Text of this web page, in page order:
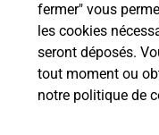
fermer" vous
les cookies
seront déposés.
tout moment ou
notre politique de
En savoir plus
Recherchez